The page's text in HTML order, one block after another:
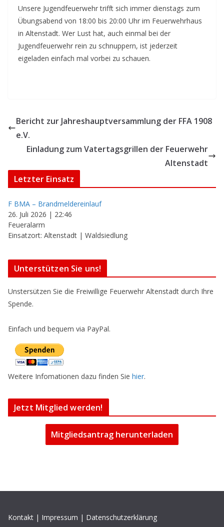
Unsere Jugendfeuerwehr trifft sich immer dienstags zum
Übungsabend von 18:00 bis 20:00 Uhr im Feuerwehrhaus
in Altenstadt. Wer Lust hat, auch einmal bei der
Jugendfeuerwehr rein zu schnuppern, ist jederzeit
eigeladen einfach mal vorbei zu schauen.
Bericht zur Jahreshauptversammlung der FFA 1908
e.V.
Einladung zum Vatertagsgrillen der Feuerwehr
Altenstadt
Letzter Einsatz
F BMA – Brandmeldereinlauf
26. Juli 2026 | 22:46
Feueralarm
Einsatzort: Altenstadt | Waldsiedlung
Unterstützen Sie uns!
Unstersützen Sie die Freiwillige Feuerwehr Altenstadt durch Ihre
Spende.
Einfach und bequem via PayPal.
Weitere Infomationen dazu finden Sie hier.
Jetzt Mitglied werden!
Mitgliedsantrag herunterladen
Kontakt | Impressum | Datenschutzerklärung